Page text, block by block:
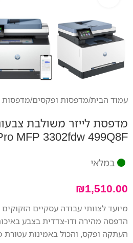
עמוד הבית/מדפסות ופקסים/מדפסות
MFP 3302fdw 499Q8F
במלאי
₪1,510.00
מיועד לצוותי עבודה עסקיים
הדפסה מהירה ודו-צדדית בצבע
העתקה ופקס, והכול באמינות עטורת